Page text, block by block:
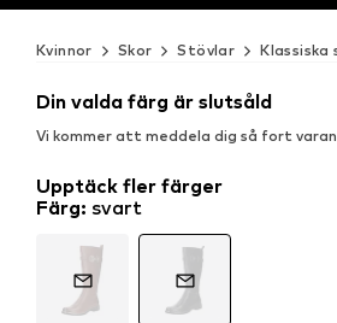
Kvinnor Skor Stövlar Klassiska
Din valda färg är slutsåld
Vi kommer att meddela dig så fort
Upptäck fler färger
Färg: svart